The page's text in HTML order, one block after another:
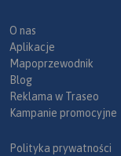
O nas
Aplikacje
Mapoprzewodnik
Blog
Reklama w Traseo
Kampanie promocyjne
Polityka prywatności